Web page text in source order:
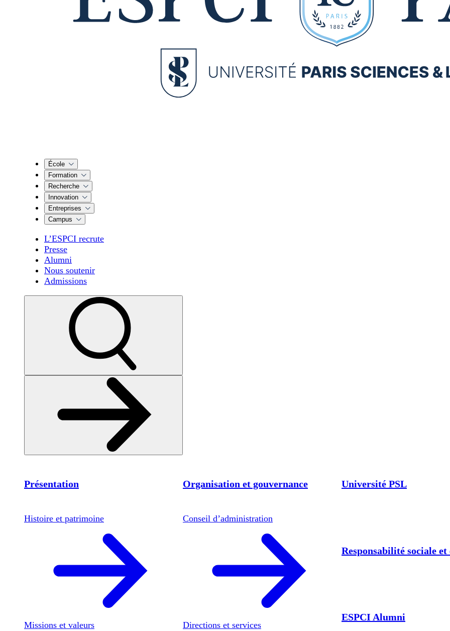
École
Formation
Recherche
Innovation
Entreprises
Campus
L’ESPCI recrute
Presse
Alumni
Nous soutenir
Admissions
Présentation
Histoire et patrimoine
Missions et valeurs
Organisation et gouvernance
Conseil d’administration
Directions et services
Université PSL
Responsabilité sociale
ESPCI Alumni